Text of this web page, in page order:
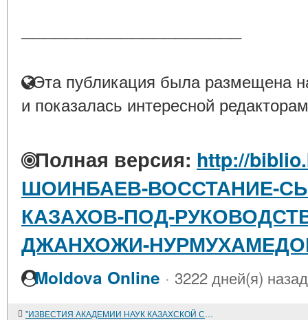
Эта публикация была размещена
и показалась интересной
Полная версия: http://
ШОИНБАЕВ-ВОССТАНИЕ-
КАЗАХОВ-ПОД-
ДЖАНХОЖИ-
Moldova Online · 3222 дней(я) назад
"ИЗВЕСТИЯ АКАДЕМИИ НАУК КАЗАХСКОЙ ССР" N 77, СЕРИЯ ИСТОРИЧЕСКАЯ